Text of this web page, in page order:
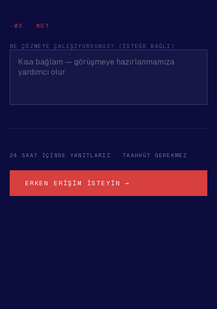
03 · NOT
NE ÇÖZMEYE ÇALIŞIYORSUNUZ? (ISTEĞE BAĞLI)
24 SAAT IÇINDE YANITLARIZ · TAAHHÜT GEREKMEZ
ERKEN ERIŞIM İSTEYIN →